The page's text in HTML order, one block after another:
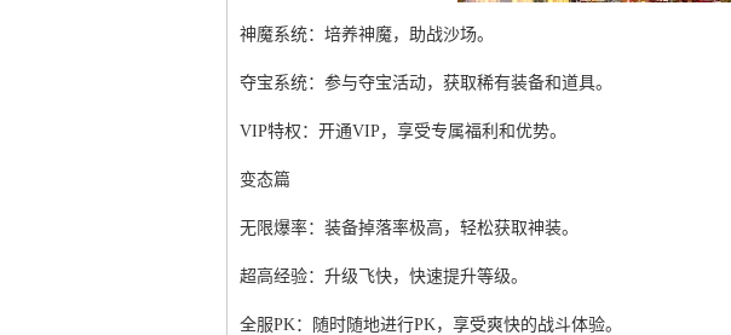
神魔系统：培养神魔，助战沙场。
夺宝系统：参与夺宝活动，获取稀有装备和道具。
VIP特权：开通VIP，享受专属福利和优势。
变态篇
无限爆率：装备掉落率极高，轻松获取神装。
超高经验：升级飞快，快速提升等级。
全服PK：随时随地进行PK，享受爽快的战斗体验。